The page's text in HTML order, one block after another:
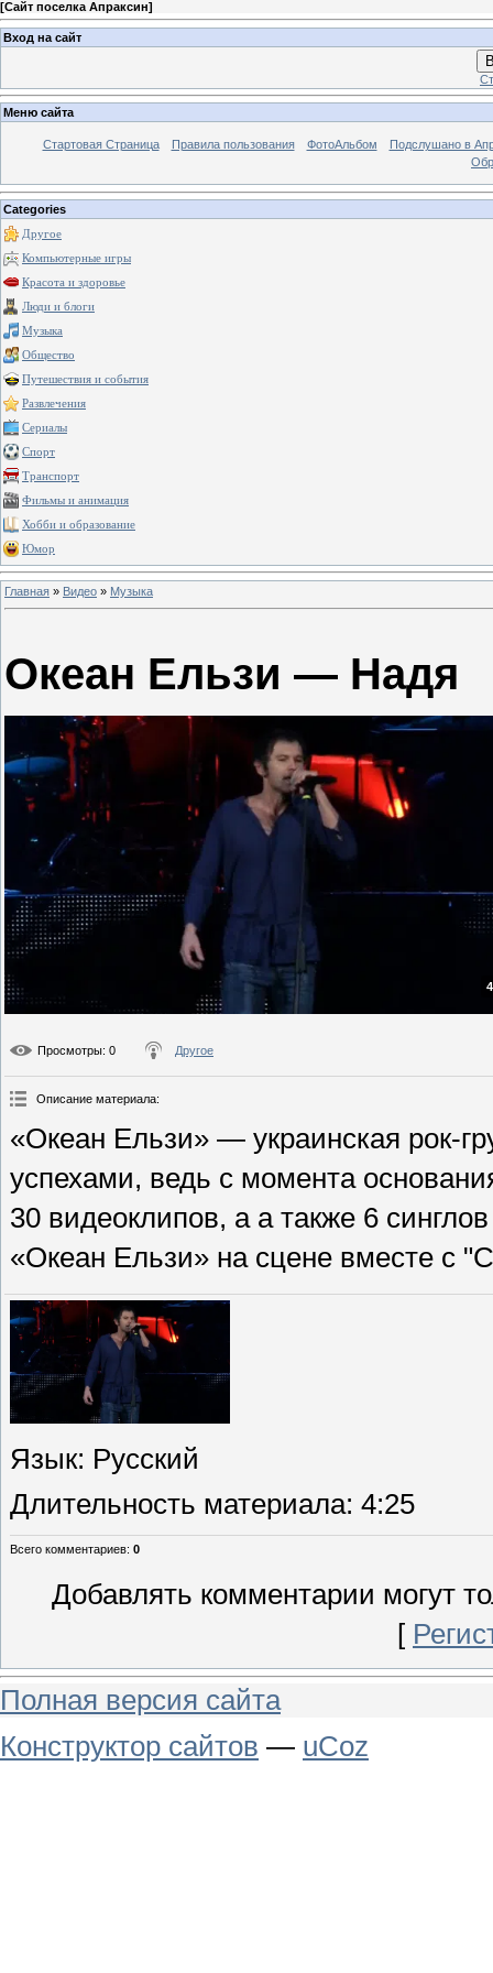
[Сайт поселка Апраксин]
Вход на сайт
Меню сайта
Стартовая Страница Правила пользования ФотоАльбом
Подслушано в
Categories
Другое
Компьютерные игры
Красота и здоровье
Люди и блоги
Музыка
Общество
Путешествия и события
Развлечения
Сериалы
Спорт
Транспорт
Фильмы и анимация
Хобби и образование
Юмор
Главная » Видео » Музыка
Океан Ельзи — Надя
Просмотры: 0 Другое
Описание материала:
«Океан Ельзи» — украинская рок-
успехами, ведь с момента
30 видеоклипов, а а также 6
«Океан Ельзи» на сцене вместе с
Язык: Русский
Длительность материала: 4:25
Всего комментариев: 0
Добавлять комментарии могут
[
Полная версия сайта
Конструктор сайтов — uCoz